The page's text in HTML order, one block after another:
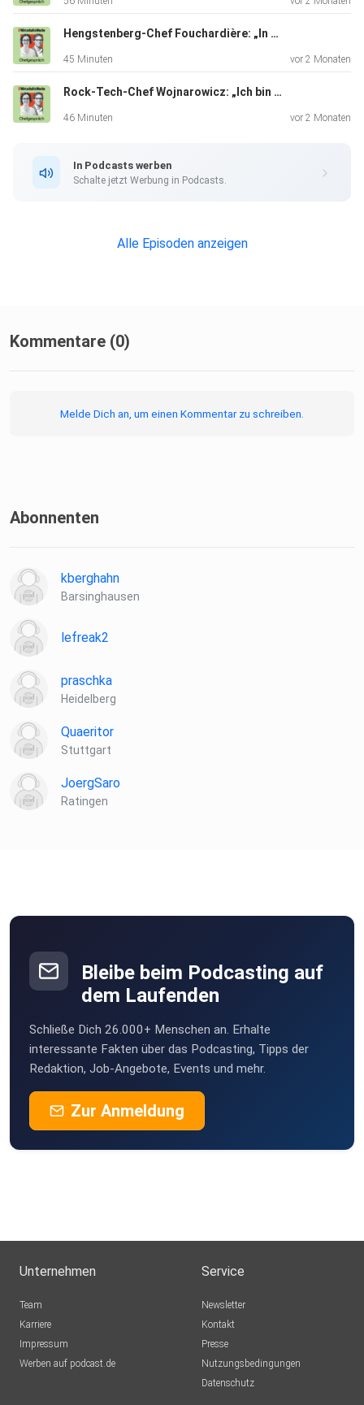
Hengstenberg-Chef Fouchardière: „In Frankreich sitzt der Chef immer in der Mitte – wie bei Napoleon“
45 Minuten vor 2 Monaten
Rock-Tech-Chef Wojnarowicz: „Ich bin wahrscheinlich der Ein-Mann-Wanderzirkus“
46 Minuten vor 2 Monaten
In Podcasts werben
Schalte jetzt Werbung in Podcasts.
Alle Episoden anzeigen
Kommentare (0)
Melde Dich an, um einen Kommentar zu schreiben.
Abonnenten
kberghahn
Barsinghausen
lefreak2
praschka
Heidelberg
Quaeritor
Stuttgart
JoergSaro
Ratingen
Bleibe beim Podcasting auf
dem Laufenden
Schließe Dich 26.000+ Menschen an. Erhalte
interessante Fakten über das Podcasting, Tipps der
Redaktion, Job-Angebote, Events und mehr.
Zur Anmeldung
Unternehmen
Team
Karriere
Impressum
Werben auf podcast.de
Service
Newsletter
Kontakt
Presse
Nutzungsbedingungen
Datenschutz